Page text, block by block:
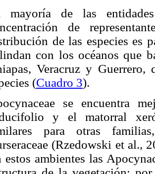
mayoría de las
de
de las especies es
con los océanos que
Veracruz y Guerrero,
(Cuadro 3).
se encuentra
y el matorral
para otras
(Rzedowski et al.,
estos ambientes las